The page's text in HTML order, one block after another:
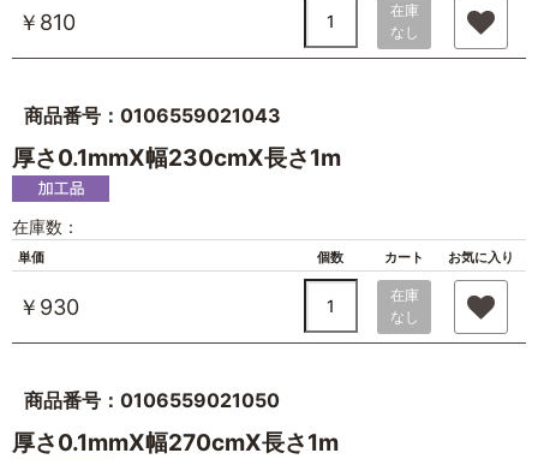
￥810
在庫
なし
商品番号：0106559021043
厚さ0.1mmX幅230cmX長さ1m
在庫数：
単価 個数 カート お気に入り
￥930
在庫
なし
商品番号：0106559021050
厚さ0.1mmX幅270cmX長さ1m